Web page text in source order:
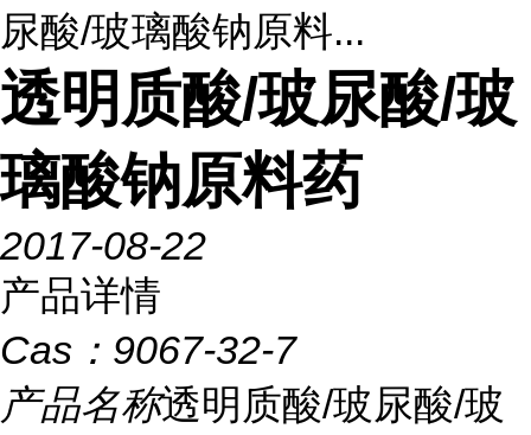
尿酸/玻璃酸钠原料...
透明质酸/玻尿酸/玻
璃酸钠原料药
2017-08-22
产品详情
Cas： 9067-32-7
产品名称透明质酸/玻尿酸/玻